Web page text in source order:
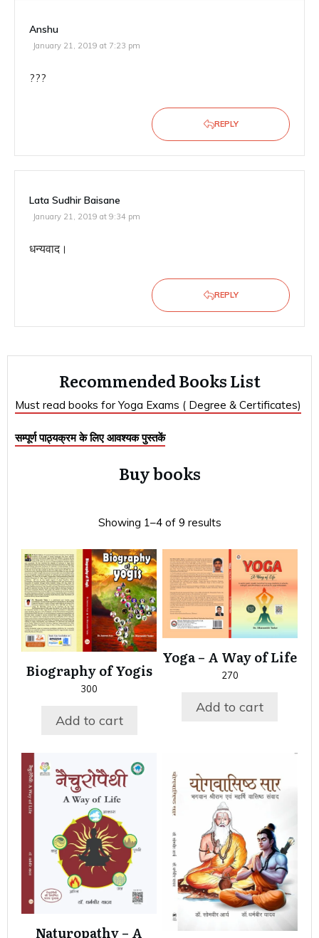
Anshu
January 21, 2019 at 7:23 pm
???
REPLY
Lata Sudhir Baisane
January 21, 2019 at 9:34 pm
धन्यवाद।
REPLY
Recommended Books List
Must read books for Yoga Exams ( Degree & Certificates)
सम्पूर्ण पाठ्यक्रम के लिए आवश्यक पुस्तकें
Buy books
Showing 1–4 of 9 results
Biography of Yogis
300
Add to cart
Yoga – A Way of Life
270
Add to cart
Naturopathy – A